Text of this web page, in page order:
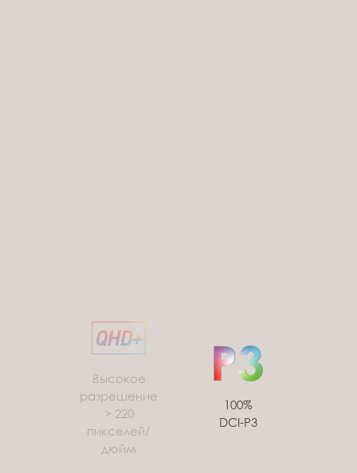
Высокое
разрешение
> 220
пикселей/
дюйм
100%
DCI-P3